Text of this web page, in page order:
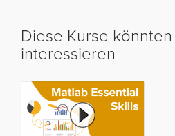
Diese Kurse könnten
interessieren